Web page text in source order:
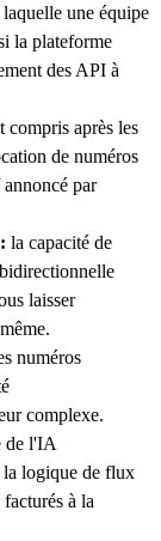
une équipe
la plateforme
des API à
compris après les
de numéros
par
la capacité de
laisser
numéros
complexe.
de l'IA
la logique de flux
à la